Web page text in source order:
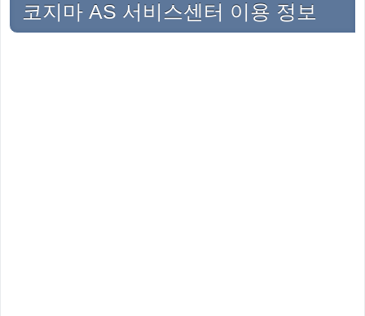
코지마 AS 서비스센터 이용 정보